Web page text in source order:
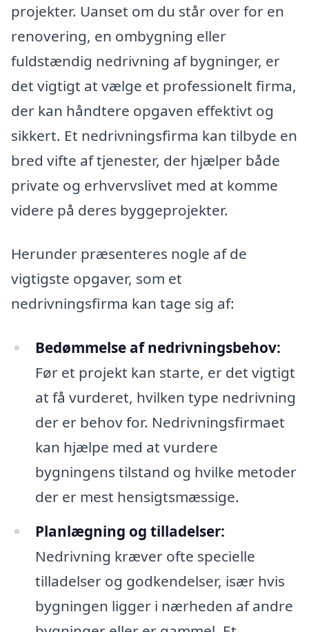
projekter. Uanset om du står over for en
renovering, en ombygning eller
fuldstændig nedrivning af bygninger, er
det vigtigt at vælge et professionelt firma,
der kan håndtere opgaven effektivt og
sikkert. Et nedrivningsfirma kan tilbyde en
bred vifte af tjenester, der hjælper både
private og erhvervslivet med at komme
videre på deres byggeprojekter.
Herunder præsenteres nogle af de
vigtigste opgaver, som et
nedrivningsfirma kan tage sig af:
Bedømmelse af nedrivningsbehov:
Før et projekt kan starte, er det vigtigt
at få vurderet, hvilken type nedrivning
der er behov for. Nedrivningsfirmaet
kan hjælpe med at vurdere
bygningens tilstand og hvilke metoder
der er mest hensigtsmæssige.
Planlægning og tilladelser:
Nedrivning kræver ofte specielle
tilladelser og godkendelser, især hvis
bygningen ligger i nærheden af andre